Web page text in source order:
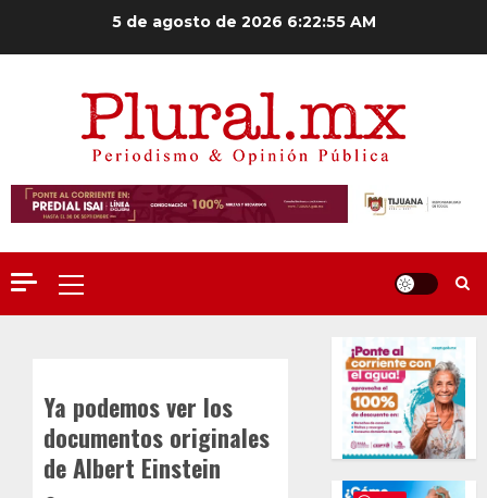
5 de agosto de 2026 6:22:55 AM
Menú
principal
Ya podemos ver los
documentos originales
de Albert Einstein